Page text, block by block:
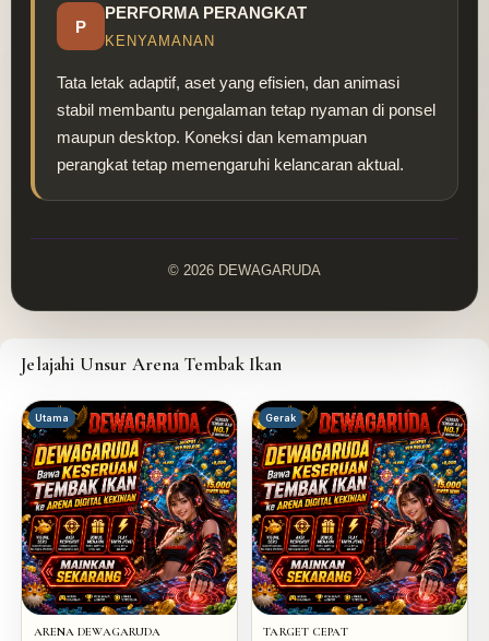
P
PERFORMA PERANGKAT
KENYAMANAN
Tata letak adaptif, aset yang efisien, dan animasi
stabil membantu pengalaman tetap nyaman di ponsel
maupun desktop. Koneksi dan kemampuan
perangkat tetap memengaruhi kelancaran aktual.
© 2026 DEWAGARUDA
Jelajahi Unsur Arena Tembak Ikan
Utama
ARENA DEWAGARUDA
Gerak
TARGET CEPAT